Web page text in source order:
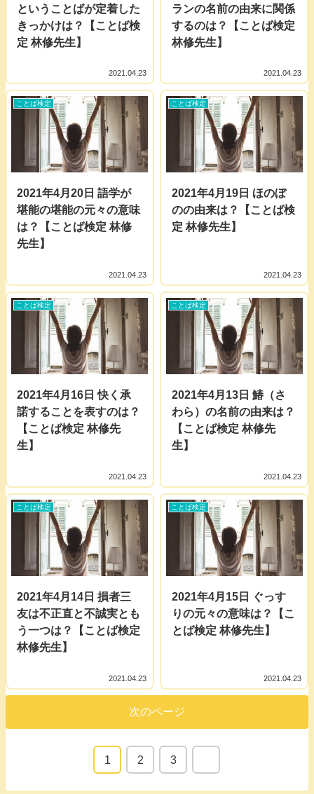
ということばが定着した
きっかけは？【ことば検
定 林修先生】
2021.04.23
ランの名前の由来に関係
するのは？【ことば検定
林修先生】
2021.04.23
ことば検定
2021年4月20日 語学が
堪能の堪能の元々の意味
は？【ことば検定 林修
先生】
2021.04.23
ことば検定
2021年4月19日 ほのぼ
のの由来は？【ことば検
定 林修先生】
2021.04.23
ことば検定
2021年4月16日 快く承
諾することを表すのは？
【ことば検定 林修先
生】
2021.04.23
ことば検定
2021年4月13日 鰆（さ
わら）の名前の由来は？
【ことば検定 林修先
生】
2021.04.23
ことば検定
2021年4月14日 損者三
友は不正直と不誠実とも
う一つは？【ことば検定
林修先生】
2021.04.23
ことば検定
2021年4月15日 ぐっす
りの元々の意味は？【こ
とば検定 林修先生】
2021.04.23
次のページ
1 2 3